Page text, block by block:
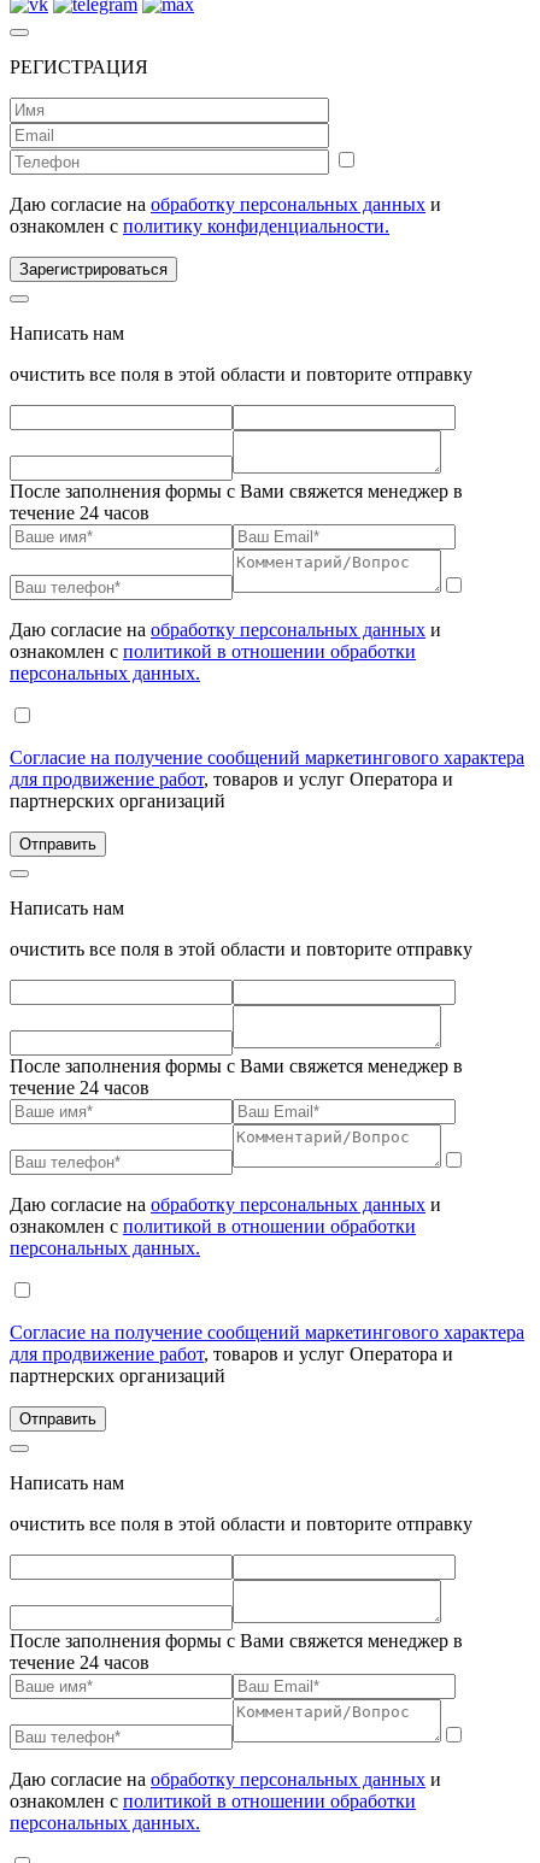
РЕГИСТРАЦИЯ
Даю согласие на обработку персональных данных и
ознакомлен с политику конфиденциальности.
Зарегистрироваться
Написать нам
очистить все поля в этой области и повторите отправку
После заполнения формы с Вами свяжется менеджер в
течение 24 часов
Даю согласие на обработку персональных данных и
ознакомлен с политикой в отношении обработки
персональных данных.
Согласие на получение сообщений маркетингового характера
для продвижение работ, товаров и услуг Оператора и
партнерских организаций
Написать нам
очистить все поля в этой области и повторите отправку
После заполнения формы с Вами свяжется менеджер в
течение 24 часов
Даю согласие на обработку персональных данных и
ознакомлен с политикой в отношении обработки
персональных данных.
Согласие на получение сообщений маркетингового характера
для продвижение работ, товаров и услуг Оператора и
партнерских организаций
Написать нам
очистить все поля в этой области и повторите отправку
После заполнения формы с Вами свяжется менеджер в
течение 24 часов
Даю согласие на обработку персональных данных и
ознакомлен с политикой в отношении обработки
персональных данных.